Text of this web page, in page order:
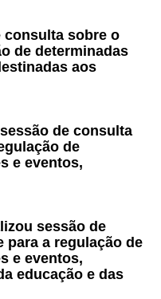
consulta sobre o
de determinadas
aos
de consulta
de
e eventos,
sessão de
para a regulação de
e eventos,
educação e das